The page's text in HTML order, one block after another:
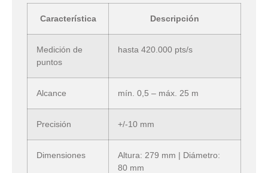
Característica Descripción
Medición de
puntos
hasta 420.000 pts/s
Alcance mín. 0,5 – máx. 25 m
Precisión +/-10 mm
Dimensiones
Altura: 279 mm | Diámetro:
80 mm